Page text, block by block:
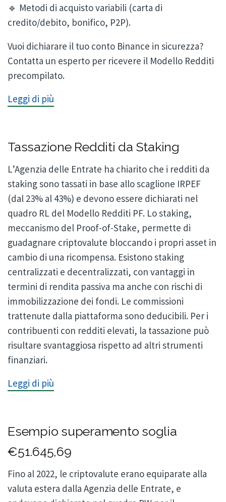
🔹 Metodi di acquisto variabili (carta di
credito/debito, bonifico, P2P).
Vuoi dichiarare il tuo conto Binance in sicurezza?
Contatta un esperto per ricevere il Modello Redditi
precompilato.
Leggi di più
Tassazione Redditi da Staking
L’Agenzia delle Entrate ha chiarito che i redditi da
staking sono tassati in base allo scaglione IRPEF
(dal 23% al 43%) e devono essere dichiarati nel
quadro RL del Modello Redditi PF. Lo staking,
meccanismo del Proof-of-Stake, permette di
guadagnare criptovalute bloccando i propri asset in
cambio di una ricompensa. Esistono staking
centralizzati e decentralizzati, con vantaggi in
termini di rendita passiva ma anche con rischi di
immobilizzazione dei fondi. Le commissioni
trattenute dalla piattaforma sono deducibili. Per i
contribuenti con redditi elevati, la tassazione può
risultare svantaggiosa rispetto ad altri strumenti
finanziari.
Leggi di più
Esempio superamento soglia
€51.645,69
Fino al 2022, le criptovalute erano equiparate alla
valuta estera dalla Agenzia delle Entrate, e